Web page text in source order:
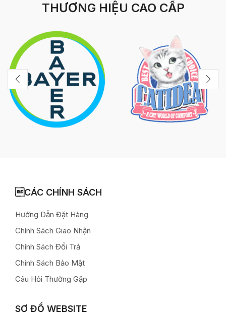
THƯƠNG HIỆU CAO CẤP
CÁC CHÍNH SÁCH
Hướng Dẫn Đặt Hàng
Chính Sách Giao Nhận
Chính Sách Đổi Trả
Chính Sách Bảo Mật
Câu Hỏi Thường Gặp
SƠ ĐỒ WEBSITE